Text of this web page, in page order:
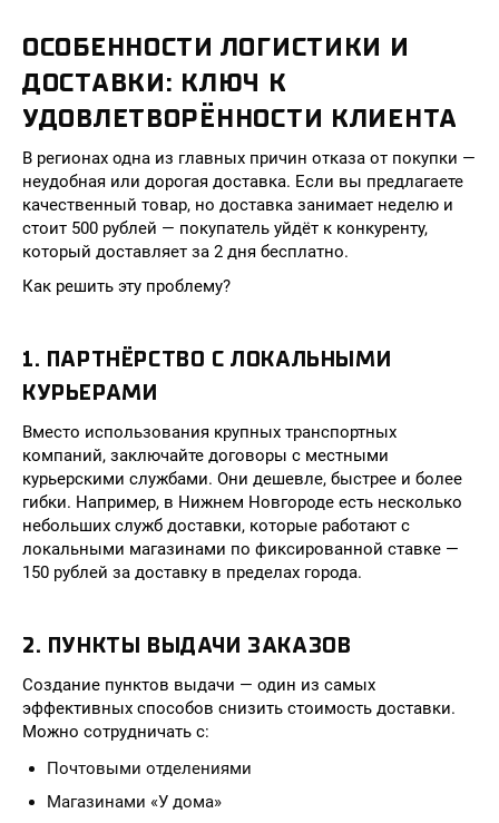
ОСОБЕННОСТИ ЛОГИСТИКИ И
ДОСТАВКИ: КЛЮЧ К
УДОВЛЕТВОРЁННОСТИ КЛИЕНТА
В регионах одна из главных причин отказа от покупки —
неудобная или дорогая доставка. Если вы предлагаете
качественный товар, но доставка занимает неделю и
стоит 500 рублей — покупатель уйдёт к конкуренту,
который доставляет за 2 дня бесплатно.
Как решить эту проблему?
1. ПАРТНЁРСТВО С ЛОКАЛЬНЫМИ
КУРЬЕРАМИ
Вместо использования крупных транспортных
компаний, заключайте договоры с местными
курьерскими службами. Они дешевле, быстрее и более
гибки. Например, в Нижнем Новгороде есть несколько
небольших служб доставки, которые работают с
локальными магазинами по фиксированной ставке —
150 рублей за доставку в пределах города.
2. ПУНКТЫ ВЫДАЧИ ЗАКАЗОВ
Создание пунктов выдачи — один из самых
эффективных способов снизить стоимость доставки.
Можно сотрудничать с:
Почтовыми отделениями
Магазинами «У дома»